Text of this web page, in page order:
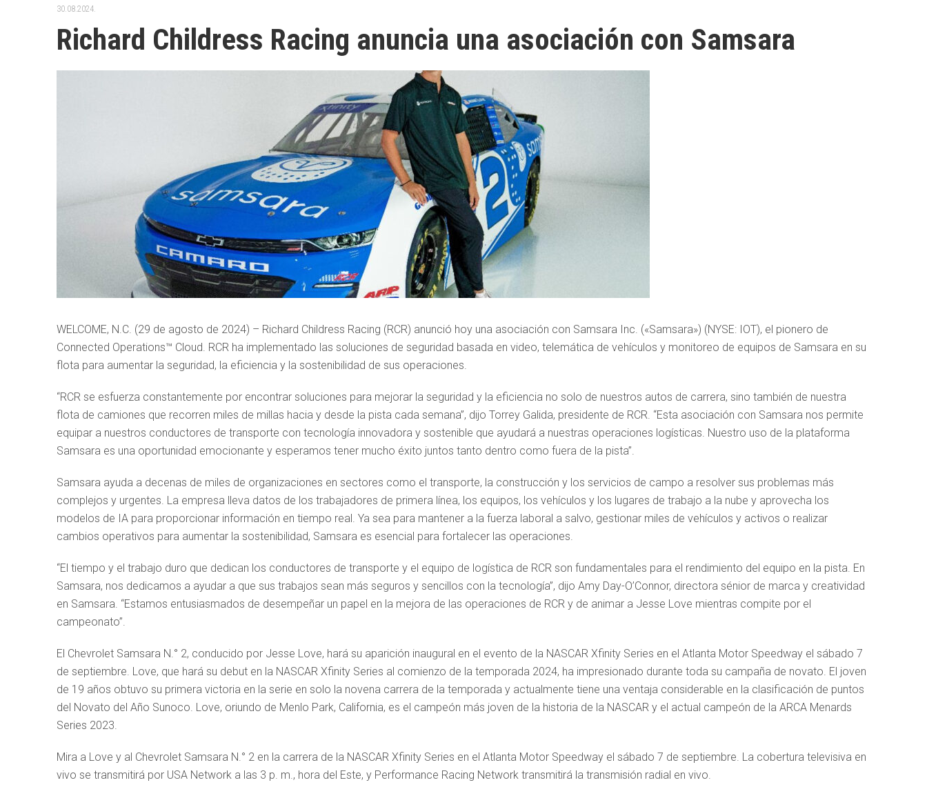
30.08.2024.
Richard Childress Racing anuncia una asociación con Samsara
WELCOME, N.C. (29 de agosto de 2024) – Richard Childress Racing (RCR) anunció hoy una asociación con Samsara Inc. («Samsara») (NYSE: IOT), el pionero de
Connected Operations™ Cloud. RCR ha implementado las soluciones de seguridad basada en video, telemática de vehículos y monitoreo de equipos de Samsara en su
flota para aumentar la seguridad, la eficiencia y la sostenibilidad de sus operaciones.
“RCR se esfuerza constantemente por encontrar soluciones para mejorar la seguridad y la eficiencia no solo de nuestros autos de carrera, sino también de nuestra
flota de camiones que recorren miles de millas hacia y desde la pista cada semana”, dijo Torrey Galida, presidente de RCR. “Esta asociación con Samsara nos permite
equipar a nuestros conductores de transporte con tecnología innovadora y sostenible que ayudará a nuestras operaciones logísticas. Nuestro uso de la plataforma
Samsara es una oportunidad emocionante y esperamos tener mucho éxito juntos tanto dentro como fuera de la pista”.
Samsara ayuda a decenas de miles de organizaciones en sectores como el transporte, la construcción y los servicios de campo a resolver sus problemas más
complejos y urgentes. La empresa lleva datos de los trabajadores de primera línea, los equipos, los vehículos y los lugares de trabajo a la nube y aprovecha los
modelos de IA para proporcionar información en tiempo real. Ya sea para mantener a la fuerza laboral a salvo, gestionar miles de vehículos y activos o realizar
cambios operativos para aumentar la sostenibilidad, Samsara es esencial para fortalecer las operaciones.
“El tiempo y el trabajo duro que dedican los conductores de transporte y el equipo de logística de RCR son fundamentales para el rendimiento del equipo en la pista. En
Samsara, nos dedicamos a ayudar a que sus trabajos sean más seguros y sencillos con la tecnología”, dijo Amy Day-O’Connor, directora sénior de marca y creatividad
en Samsara. “Estamos entusiasmados de desempeñar un papel en la mejora de las operaciones de RCR y de animar a Jesse Love mientras compite por el
campeonato”.
El Chevrolet Samsara N.° 2, conducido por Jesse Love, hará su aparición inaugural en el evento de la NASCAR Xfinity Series en el Atlanta Motor Speedway el sábado 7
de septiembre. Love, que hará su debut en la NASCAR Xfinity Series al comienzo de la temporada 2024, ha impresionado durante toda su campaña de novato. El joven
de 19 años obtuvo su primera victoria en la serie en solo la novena carrera de la temporada y actualmente tiene una ventaja considerable en la clasificación de puntos
del Novato del Año Sunoco. Love, oriundo de Menlo Park, California, es el campeón más joven de la historia de la NASCAR y el actual campeón de la ARCA Menards
Series 2023.
Mira a Love y al Chevrolet Samsara N.° 2 en la carrera de la NASCAR Xfinity Series en el Atlanta Motor Speedway el sábado 7 de septiembre. La cobertura televisiva en
vivo se transmitirá por USA Network a las 3 p. m., hora del Este, y Performance Racing Network transmitirá la transmisión radial en vivo.